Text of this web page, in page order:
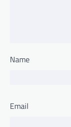
Name
Email